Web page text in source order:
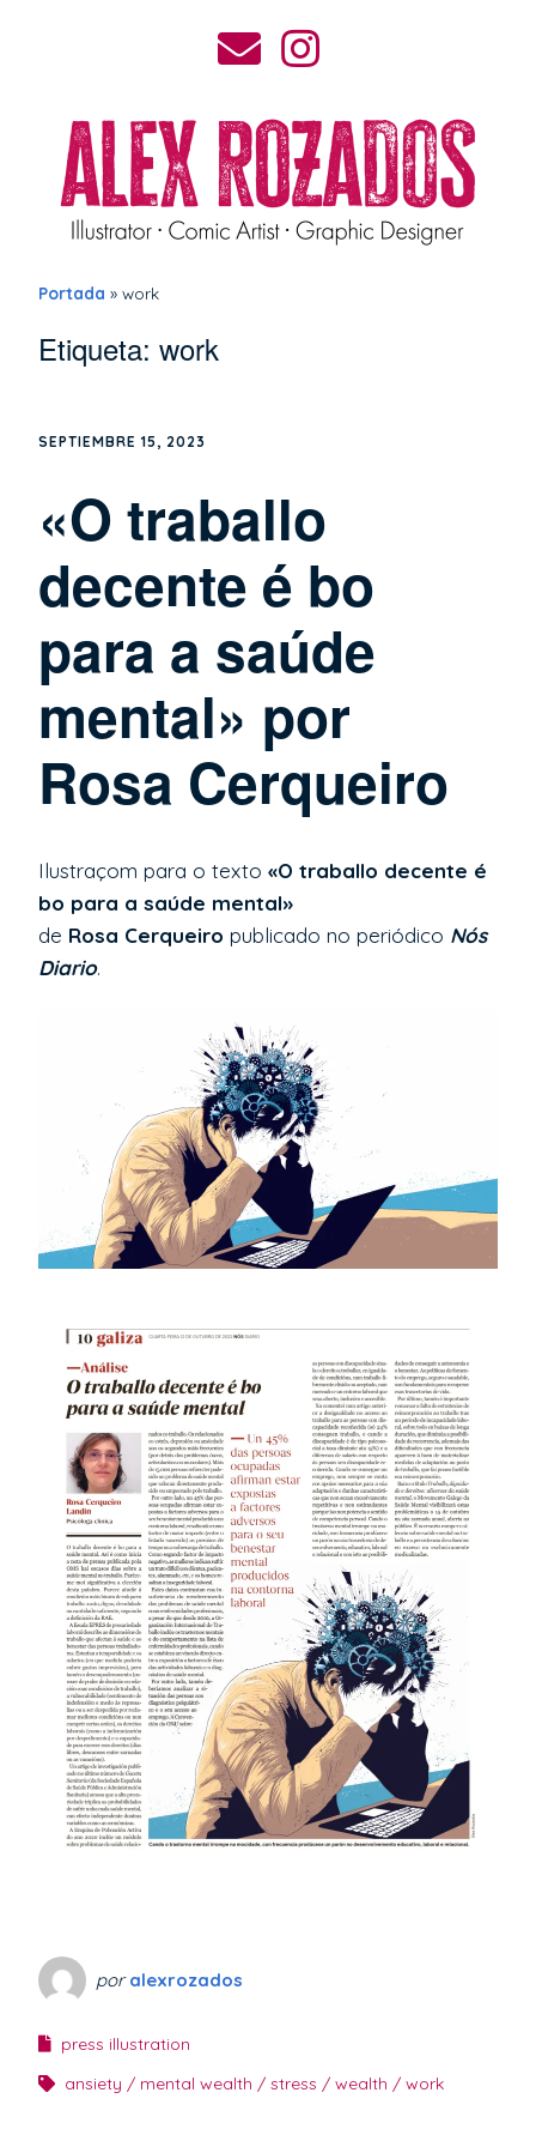
Portada » work
Etiqueta: work
SEPTIEMBRE 15, 2023
«O traballo
decente é bo
para a saúde
mental» por
Rosa Cerqueiro
Ilustraçom para o texto «O traballo decente é
bo para a saúde mental»
de Rosa Cerqueiro publicado no periódico Nós
Diario.
poralexrozados
press illustration
ansiety
mental wealth stress wealth work